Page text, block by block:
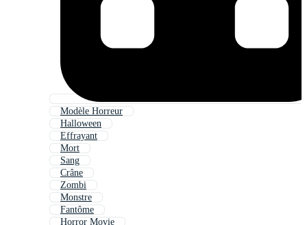
Modèle Horreur
Halloween
Effrayant
Mort
Sang
Crâne
Zombi
Monstre
Fantôme
Horror Movie